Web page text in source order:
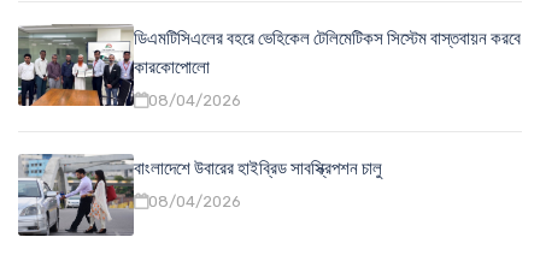
ডিএমটিসিএলের বহরে ভেহিকেল টেলিমেটিকস সিস্টেম বাস্তবায়ন করবে
কারকোপোলো
08/04/2026
বাংলাদেশে উবারের হাইব্রিড সাবস্ক্রিপশন চালু
08/04/2026